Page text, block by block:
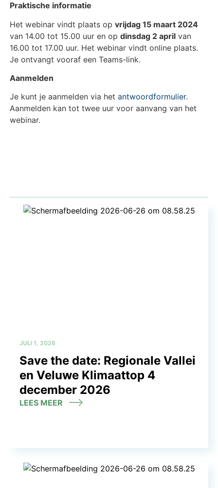
Praktische informatie
Het webinar vindt plaats op vrijdag 15 maart 2024
van 14.00 tot 15.00 uur en op dinsdag 2 april van
16.00 tot 17.00 uur. Het webinar vindt online plaats.
Je ontvangt vooraf een Teams-link.
Aanmelden
Je kunt je aanmelden via het antwoordformulier.
Aanmelden kan tot twee uur voor aanvang van het
webinar.
JULI 1, 2026
Save the date: Regionale Vallei
en Veluwe Klimaattop 4
december 2026
LEES MEER